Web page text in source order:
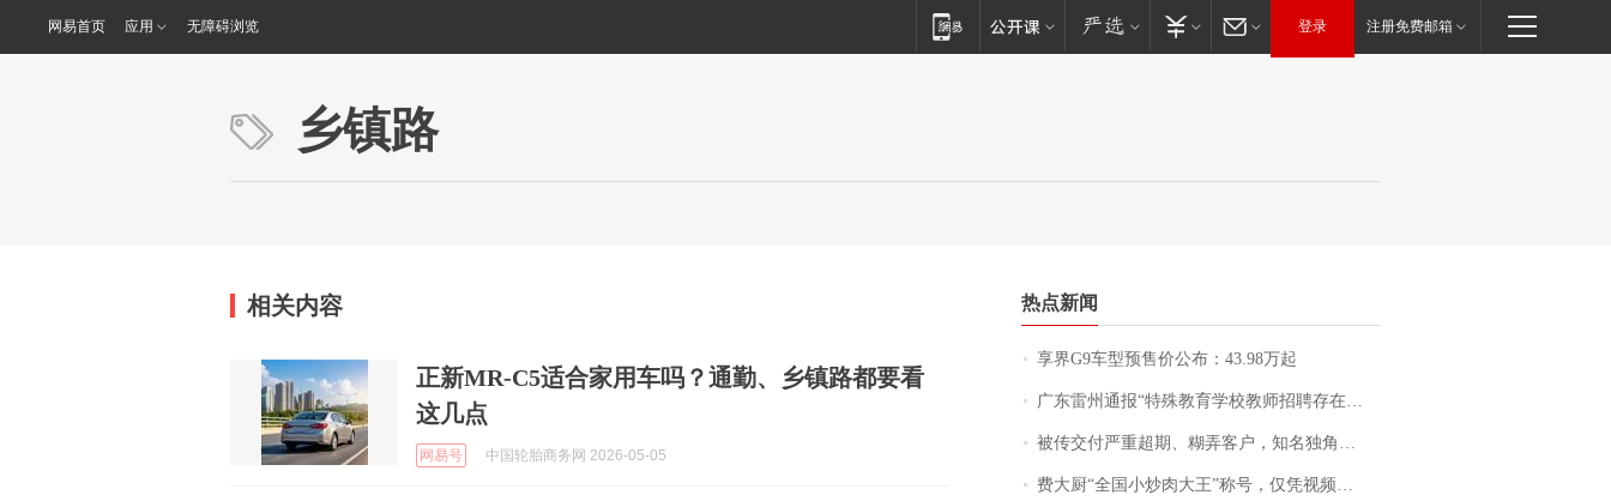
网易首页 应用 无障碍浏览 登录 注册免费邮箱
乡镇路
相关内容
正新MR-C5适合家用车吗？通勤、乡镇路都要看
这几点
网易号 中国轮胎商务网 2026-05-05
热点新闻
享界G9车型预售价公布：43.98万起
广东雷州通报“特殊教育学校教师招聘存在违规行为”：已启动问责程序 副校长被停职
被传交付严重超期、糊弄客户，知名独角兽车企创始人回应：都没证据，将依法采取措施，“本人长期与美国交管局保持沟通，对方表示肯定”
费大厨“全国小炒肉大王”称号，仅凭视频评出？中国烹饪协会回应